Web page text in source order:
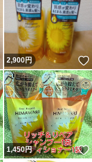
いいね！
2,900円
いいね！
1,450円